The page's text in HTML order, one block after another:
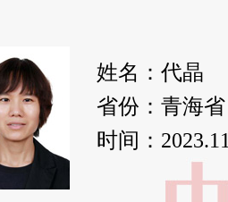
姓名：代晶
省份：青海省
时间：2023.11